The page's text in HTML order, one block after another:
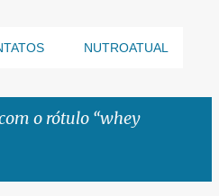
NUTROATUAL
o rótulo whey